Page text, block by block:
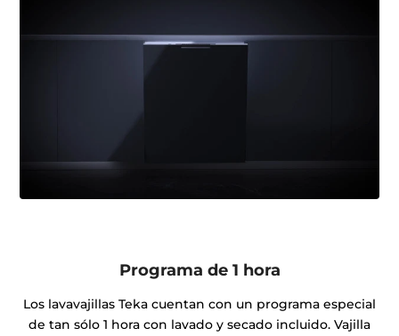
Programa de 1 hora
Los lavavajillas Teka cuentan con un programa especial
de tan sólo 1 hora con lavado y secado incluido. Vajilla